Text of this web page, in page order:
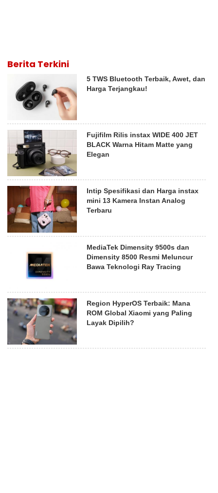
Berita Terkini
5 TWS Bluetooth Terbaik, Awet, dan
Harga Terjangkau!
Fujifilm Rilis instax WIDE 400 JET
BLACK Warna Hitam Matte yang
Elegan
Intip Spesifikasi dan Harga instax
mini 13 Kamera Instan Analog
Terbaru
MediaTek Dimensity 9500s dan
Dimensity 8500 Resmi Meluncur
Bawa Teknologi Ray Tracing
Region HyperOS Terbaik: Mana
ROM Global Xiaomi yang Paling
Layak Dipilih?